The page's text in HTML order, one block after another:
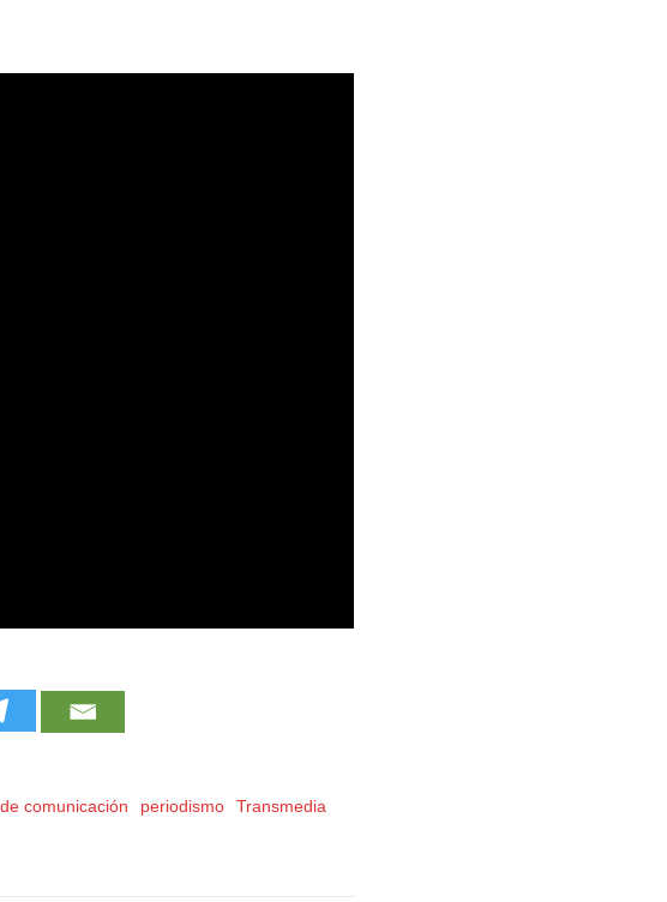
comunicación periodismo Transmedia